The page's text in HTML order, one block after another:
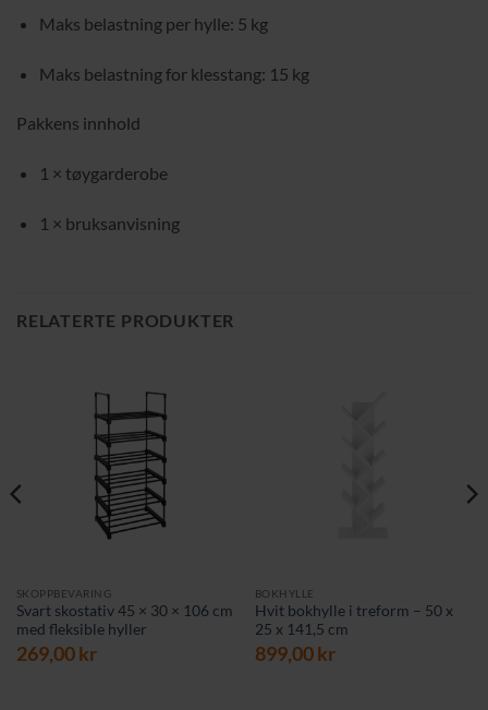
Maks belastning per hylle: 5 kg
Maks belastning for klesstang: 15 kg
Pakkens innhold
1 × tøygarderobe
1 × bruksanvisning
RELATERTE PRODUKTER
SKOPPBEVARING
Svart skostativ 45 × 30 × 106 cm
med fleksible hyller
269,00kr
BOKHYLLE
Hvit bokhylle i treform – 50 x
25 x 141,5 cm
899,00kr